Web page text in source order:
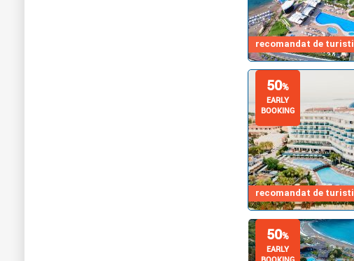
recomandat de turisti
recomandat de turisti
50%
EARLY
BOOKING
50%
EARLY